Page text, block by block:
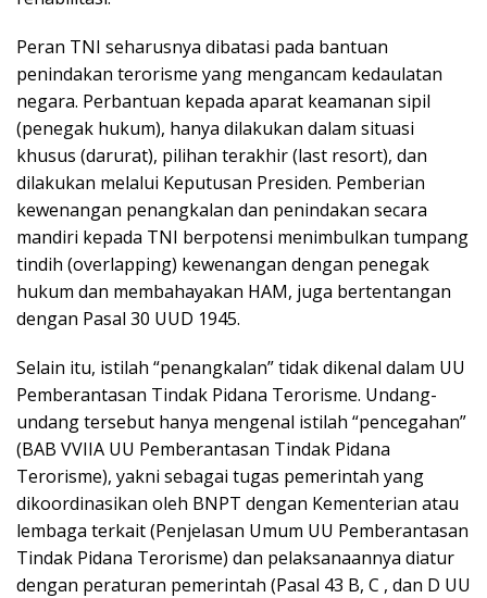
Peran TNI seharusnya dibatasi pada bantuan
penindakan terorisme yang mengancam kedaulatan
negara. Perbantuan kepada aparat keamanan sipil
(penegak hukum), hanya dilakukan dalam situasi
khusus (darurat), pilihan terakhir (last resort), dan
dilakukan melalui Keputusan Presiden. Pemberian
kewenangan penangkalan dan penindakan secara
mandiri kepada TNI berpotensi menimbulkan tumpang
tindih (overlapping) kewenangan dengan penegak
hukum dan membahayakan HAM, juga bertentangan
dengan Pasal 30 UUD 1945.
Selain itu, istilah “penangkalan” tidak dikenal dalam UU
Pemberantasan Tindak Pidana Terorisme. Undang-
undang tersebut hanya mengenal istilah “pencegahan”
(BAB VVIIA UU Pemberantasan Tindak Pidana
Terorisme), yakni sebagai tugas pemerintah yang
dikoordinasikan oleh BNPT dengan Kementerian atau
lembaga terkait (Penjelasan Umum UU Pemberantasan
Tindak Pidana Terorisme) dan pelaksanaannya diatur
dengan peraturan pemerintah (Pasal 43 B, C , dan D UU